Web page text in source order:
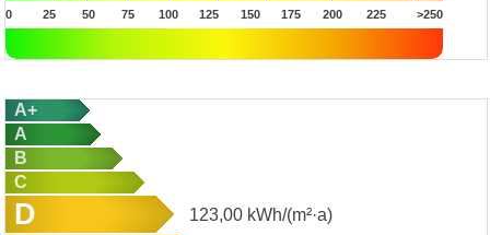
0 25 50 75 100 125 150 175 200 225 >250
A+
A
B
C
D 123,00 kWh/(m²·a)